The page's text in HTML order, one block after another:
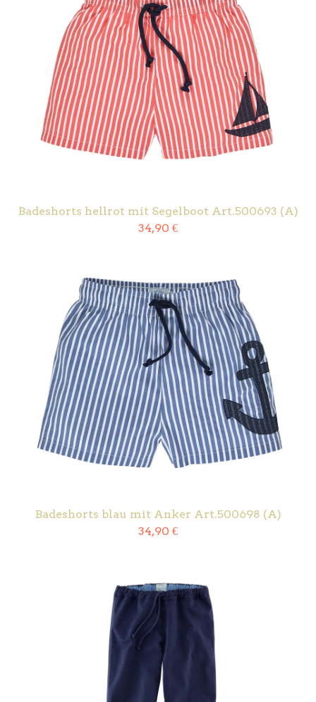
Badeshorts hellrot mit Segelboot Art.500693 (A)
34,90 €
Badeshorts blau mit Anker Art.500698 (A)
34,90 €